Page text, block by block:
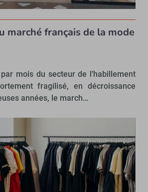
marché français de la mode
mois du secteur de l’habillement
fragilisé, en décroissance
années, le march…